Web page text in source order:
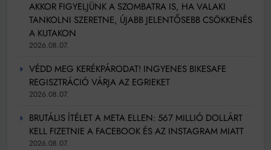
AKKOR FIGYELJÜNK A SZOMBATRA IS, HA VALAKI
TANKOLNI SZERETNE, ÚJABB JELENTŐSEBB CSÖKKENÉS
A KUTAKON
2026.08.07.
VÉDD MEG KERÉKPÁRODAT! INGYENES BIKESAFE
REGISZTRÁCIÓ VÁRJA AZ EGRIEKET
2026.08.07.
BRUTÁLIS ÍTÉLET A META ELLEN: 567 MILLIÓ DOLLÁRT
KELL FIZETNIE A FACEBOOK ÉS AZ INSTAGRAM MIATT
2026.08.07.